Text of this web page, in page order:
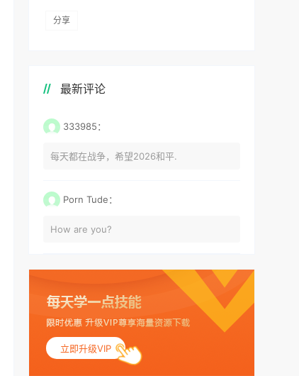
分享
最新评论
333985：
每天都在战争，希望2026和平.
Porn Tude：
How are you?
立即升级VIP